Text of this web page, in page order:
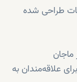
طراحی شده
ماجان
علاقه‌مندان به